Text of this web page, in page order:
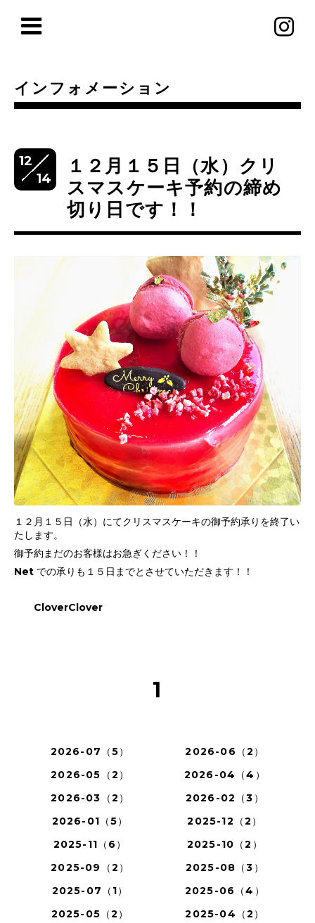
インフォメーション
12
14
１２月１５日（水）クリ
スマスケーキ予約の締め
切り日です！！
１２月１５日（水）にてクリスマスケーキの御予約承りを終了い
たします。
御予約まだのお客様はお急ぎください！！
Net での承りも１５日までとさせていただきます！！
CloverClover
1
2026-07（5）
2026-06（2）
2026-05（2）
2026-04（4）
2026-03（2）
2026-02（3）
2026-01（5）
2025-12（2）
2025-11（6）
2025-10（2）
2025-09（2）
2025-08（3）
2025-07（1）
2025-06（4）
2025-05（2）
2025-04（2）